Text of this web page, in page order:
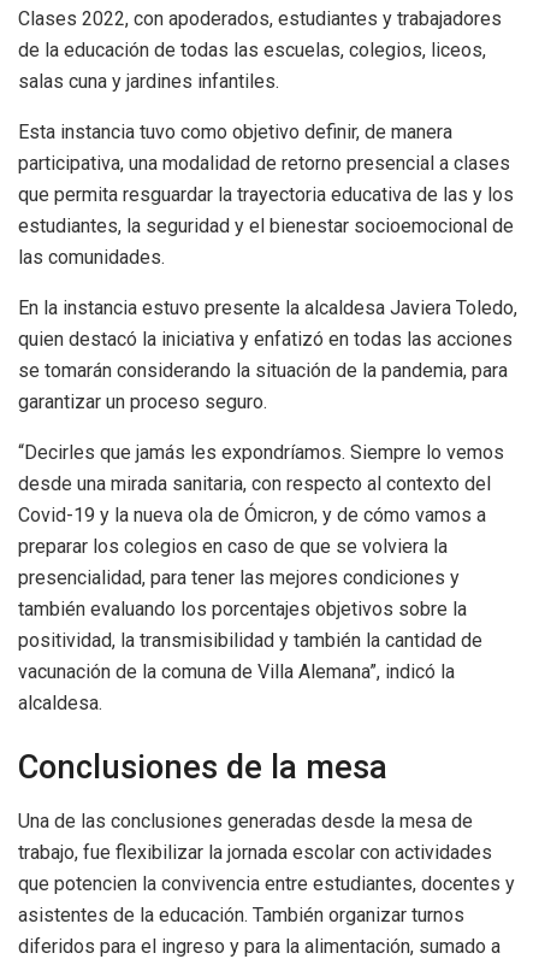
Clases 2022, con apoderados, estudiantes y trabajadores
de la educación de todas las escuelas, colegios, liceos,
salas cuna y jardines infantiles.
Esta instancia tuvo como objetivo definir, de manera
participativa, una modalidad de retorno presencial a clases
que permita resguardar la trayectoria educativa de las y los
estudiantes, la seguridad y el bienestar socioemocional de
las comunidades.
En la instancia estuvo presente la alcaldesa Javiera Toledo,
quien destacó la iniciativa y enfatizó en todas las acciones
se tomarán considerando la situación de la pandemia, para
garantizar un proceso seguro.
“Decirles que jamás les expondríamos. Siempre lo vemos
desde una mirada sanitaria, con respecto al contexto del
Covid-19 y la nueva ola de Ómicron, y de cómo vamos a
preparar los colegios en caso de que se volviera la
presencialidad, para tener las mejores condiciones y
también evaluando los porcentajes objetivos sobre la
positividad, la transmisibilidad y también la cantidad de
vacunación de la comuna de Villa Alemana”, indicó la
alcaldesa.
Conclusiones de la mesa
Una de las conclusiones generadas desde la mesa de
trabajo, fue flexibilizar la jornada escolar con actividades
que potencien la convivencia entre estudiantes, docentes y
asistentes de la educación. También organizar turnos
diferidos para el ingreso y para la alimentación, sumado a